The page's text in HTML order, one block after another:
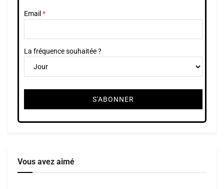
Email
La fréquence souhaitée ?
Vous avez aimé